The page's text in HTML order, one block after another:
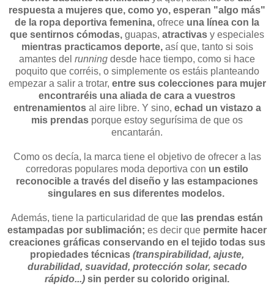
respuesta a mujeres que, como yo, esperan "algo más"
de la ropa deportiva femenina, ofrece una línea con la
que sentirnos cómodas, guapas, atractivas y especiales
mientras practicamos deporte,así que, tanto si sois
amantes del running desde hace tiempo, como si hace
poquito que corréis, o simplemente os estáis planteando
empezar a salir a trotar, entre sus colecciones para mujer
encontraréis una aliada de cara a vuestros
entrenamientos al aire libre. Y sino, echad un vistazo a
mis prendas porque estoy segurísima de que os
encantarán.
Como os decía, la marca tiene el objetivo de ofrecer a las
corredoras populares moda deportiva con un estilo
reconocible a través del diseño y las estampaciones
singulares en sus diferentes modelos.
Además, tiene la particularidad de que las prendas están
estampadas por sublimación; es decir que permite hacer
creaciones gráficas conservando en el tejido todas sus
propiedades técnicas (transpirabilidad, ajuste,
durabilidad, suavidad, protección solar, secado
rápido...) sin perder su colorido original.